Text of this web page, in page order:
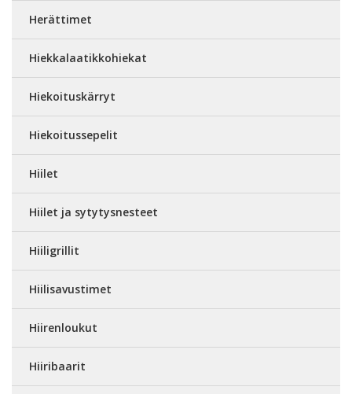
Herättimet
Hiekkalaatikkohiekat
Hiekoituskärryt
Hiekoitussepelit
Hiilet
Hiilet ja sytytysnesteet
Hiiligrillit
Hiilisavustimet
Hiirenloukut
Hiiribaarit